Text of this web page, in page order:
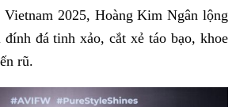
2025, Hoàng Kim Ngân lộng
đá tinh xảo, cắt xẻ táo bạo, khoe
rũ.